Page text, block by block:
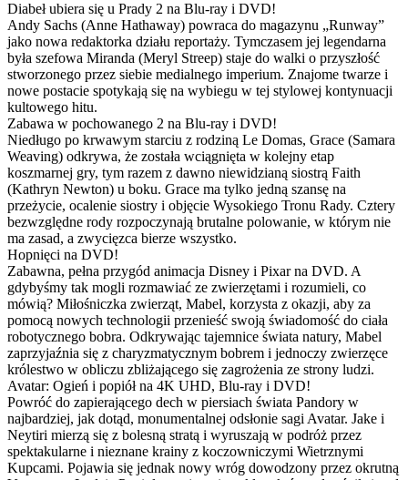
Diabeł ubiera się u Prady 2 na Blu-ray i DVD!
Andy Sachs (Anne Hathaway) powraca do magazynu „Runway”
jako nowa redaktorka działu reportaży. Tymczasem jej legendarna
była szefowa Miranda (Meryl Streep) staje do walki o przyszłość
stworzonego przez siebie medialnego imperium. Znajome twarze i
nowe postacie spotykają się na wybiegu w tej stylowej kontynuacji
kultowego hitu.
Zabawa w pochowanego 2 na Blu-ray i DVD!
Niedługo po krwawym starciu z rodziną Le Domas, Grace (Samara
Weaving) odkrywa, że została wciągnięta w kolejny etap
koszmarnej gry, tym razem z dawno niewidzianą siostrą Faith
(Kathryn Newton) u boku. Grace ma tylko jedną szansę na
przeżycie, ocalenie siostry i objęcie Wysokiego Tronu Rady. Cztery
bezwzględne rody rozpoczynają brutalne polowanie, w którym nie
ma zasad, a zwycięzca bierze wszystko.
Hopnięci na DVD!
Zabawna, pełna przygód animacja Disney i Pixar na DVD. A
gdybyśmy tak mogli rozmawiać ze zwierzętami i rozumieli, co
mówią? Miłośniczka zwierząt, Mabel, korzysta z okazji, aby za
pomocą nowych technologii przenieść swoją świadomość do ciała
robotycznego bobra. Odkrywając tajemnice świata natury, Mabel
zaprzyjaźnia się z charyzmatycznym bobrem i jednoczy zwierzęce
królestwo w obliczu zbliżającego się zagrożenia ze strony ludzi.
Avatar: Ogień i popiół na 4K UHD, Blu-ray i DVD!
Powróć do zapierającego dech w piersiach świata Pandory w
najbardziej, jak dotąd, monumentalnej odsłonie sagi Avatar. Jake i
Neytiri mierzą się z bolesną stratą i wyruszają w podróż przez
spektakularne i nieznane krainy z koczowniczymi Wietrznymi
Kupcami. Pojawia się jednak nowy wróg dowodzony przez okrutną